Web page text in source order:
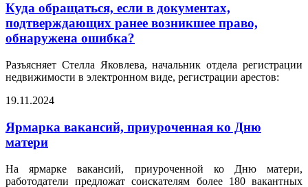
Куда обращаться, если в документах,
подтверждающих ранее возникшее право,
обнаружена ошибка?
Разъясняет Стелла Яковлева, начальник отдела регистрации
недвижимости в электронном виде, регистрации арестов:
19.11.2024
Ярмарка вакансий, приуроченная ко Дню
матери
На ярмарке вакансий, приуроченной ко Дню матери,
работодатели предложат соискателям более 180 вакантных